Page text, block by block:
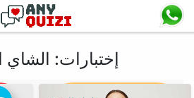
إختبارات: الشاي